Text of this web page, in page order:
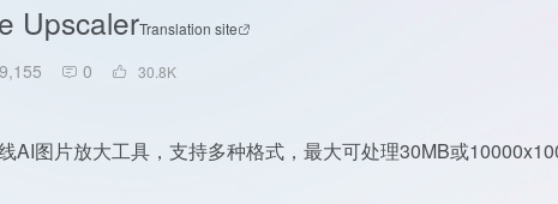
UpscalerTranslation site
0 30.8K
AI图片放大工具，支持多种格式，最大可处理30MB或